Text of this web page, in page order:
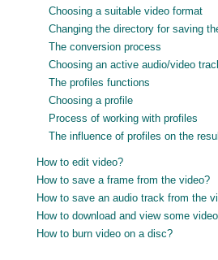
Choosing a suitable video format
Changing the directory for saving
The conversion process
Choosing an active audio/video
The profiles functions
Choosing a profile
Process of working with profiles
The influence of profiles on the
How to edit video?
How to save a frame from the video?
How to save an audio track from the
How to download and view some
How to burn video on a disc?